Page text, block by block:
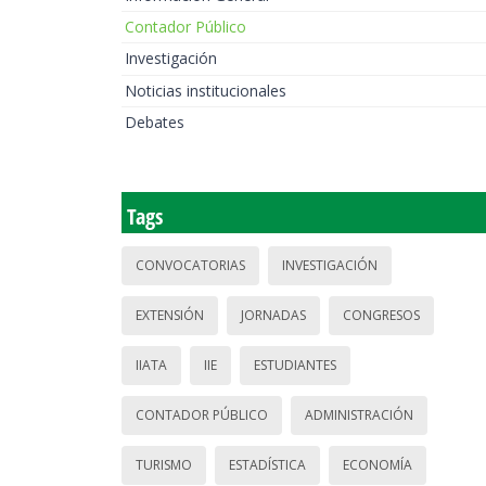
Contador Público
Investigación
Noticias institucionales
Debates
Tags
CONVOCATORIAS INVESTIGACIÓN
EXTENSIÓN JORNADAS CONGRESOS
IIATA IIE ESTUDIANTES
CONTADOR PÚBLICO ADMINISTRACIÓN
TURISMO ESTADÍSTICA ECONOMÍA